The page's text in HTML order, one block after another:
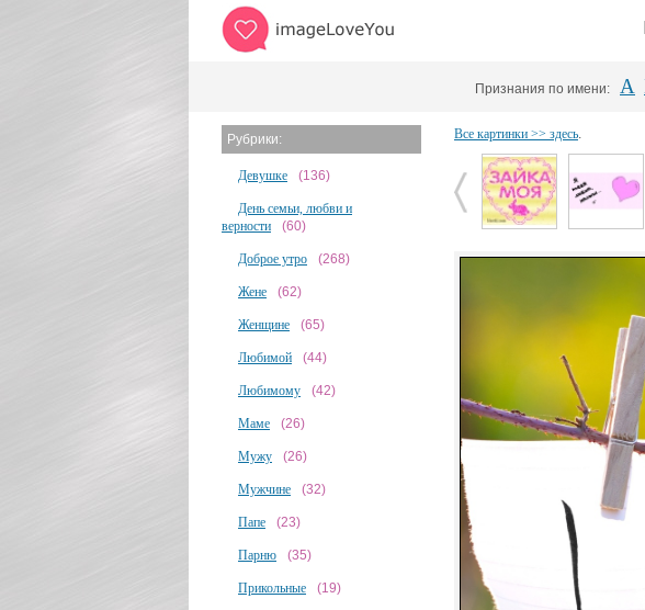
Признания по имени: А
Рубрики:
Девушке (136)
День семьи, любви и
верности
(60)
Доброе утро (268)
Жене (62)
Женщине (65)
Любимой (44)
Любимому (42)
Маме (26)
Мужу (26)
Мужчине (32)
Папе (23)
Парню (35)
Прикольные (19)
Все картинки >> здесь.